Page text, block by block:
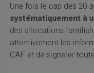
Une fois le cap des 20
systématiquement à
des allocations
attentivement les
CAF et de signaler